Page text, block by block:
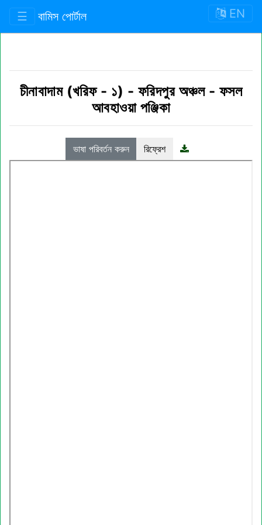
☰ বামিস পোর্টাল EN
চীনাবাদাম (খরিফ - ১) - ফরিদপুর অঞ্চল- ফসল
আবহাওয়া পঞ্জিকা
ভাষা পরিবর্তন করুন রিফ্রেশ